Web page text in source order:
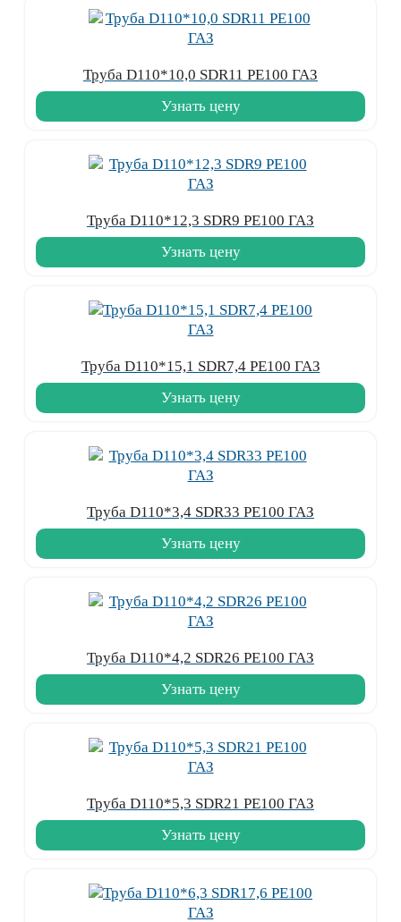
Труба D110*10,0 SDR11 PE100 ГАЗ
Узнать цену
Труба D110*12,3 SDR9 PE100 ГАЗ
Узнать цену
Труба D110*15,1 SDR7,4 PE100 ГАЗ
Узнать цену
Труба D110*3,4 SDR33 PE100 ГАЗ
Узнать цену
Труба D110*4,2 SDR26 PE100 ГАЗ
Узнать цену
Труба D110*5,3 SDR21 PE100 ГАЗ
Узнать цену